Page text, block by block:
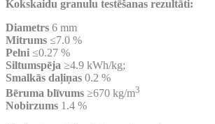
Kokskaidu granulu testēšanas rezultāti:
Diametrs 6 mm
Mitrums ≤7.0 %
Pelni ≤0.27 %
Siltumspēja ≥4.9 kWh/kg;
Smalkās daļiņas 0.2 %
Bēruma blīvums ≥670 kg/m3
Nobirzums 1.4 %